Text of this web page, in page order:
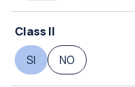
Class II
SI
NO